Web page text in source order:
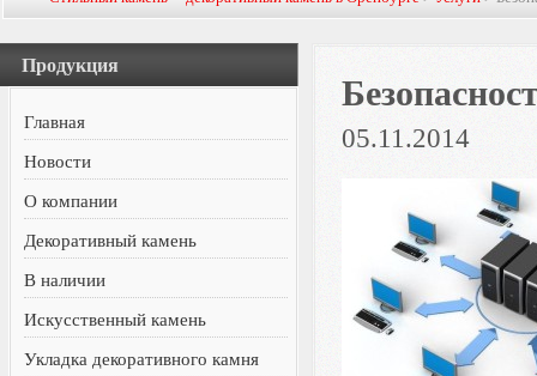
Продукция
Главная
Новости
О компании
Декоративный камень
В наличии
Искусственный камень
Укладка декоративного камня
05.11.2014